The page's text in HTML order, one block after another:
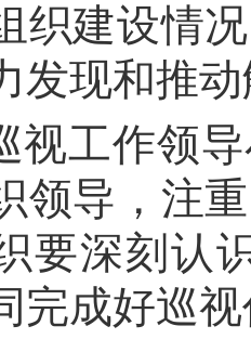
织建设情
发现和推
视工作领
领导，注
要深刻认
完成好巡